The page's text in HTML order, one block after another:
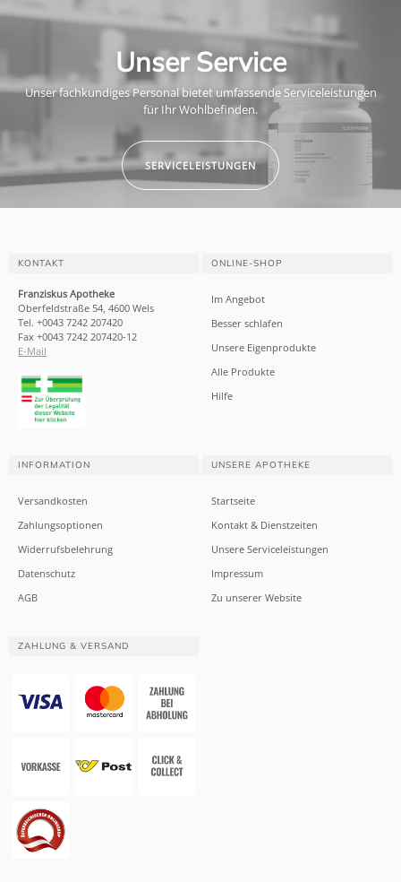
Unser Service
Unser fachkundiges Personal bietet umfassende Serviceleistungen
für Ihr Wohlbefinden.
SERVICELEISTUNGEN
KONTAKT
Franziskus Apotheke
Oberfeldstraße 54, 4600 Wels
Tel. +0043 7242 207420
Fax +0043 7242 207420-12
E-Mail
ONLINE-SHOP
Im Angebot
Besser schlafen
Unsere Eigenprodukte
Alle Produkte
Hilfe
INFORMATION
Versandkosten
Zahlungsoptionen
Widerrufsbelehrung
Datenschutz
AGB
UNSERE APOTHEKE
Startseite
Kontakt & Dienstzeiten
Unsere Serviceleistungen
Impressum
Zu unserer Website
ZAHLUNG & VERSAND